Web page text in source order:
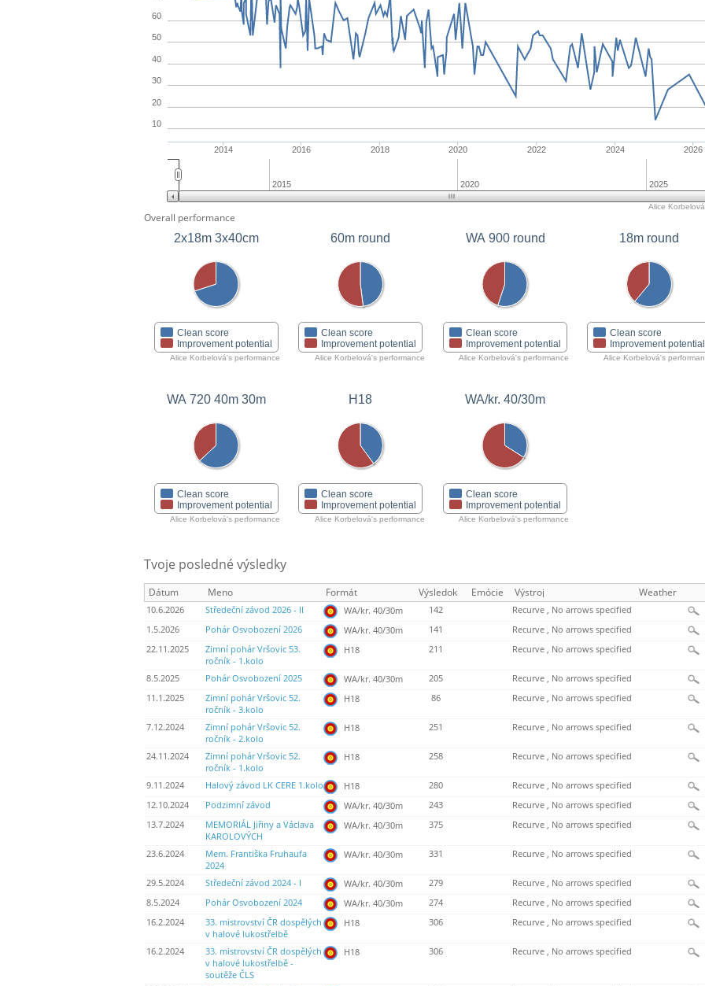
2014 2016 2018 2020 2022 2024 2026
10
20
30
40
50
60
2015 2020 2025
Alice
Overall performance
2x18m 3x40cm
Clean score
Improvement potential
Alice Korbelová's performance
60m round
Clean score
Improvement potential
Alice Korbelová's performance
WA 900 round
Clean score
Improvement potential
Alice Korbelová's performance
18m round
Clean score
Improvement potential
Alice Korbelová's
WA 720 40m 30m
Clean score
Improvement potential
Alice Korbelová's performance
H18
Clean score
Improvement potential
Alice Korbelová's performance
WA/kr. 40/30m
Clean score
Improvement potential
Alice Korbelová's performance
Tvoje posledné výsledky
Dátum Meno Formát Výsledok Emócie Výstroj Weather
10.6.2026 Středeční závod 2026 - II WA/kr. 40/30m 142
Recurve , No arrows specified
1.5.2026
Pohár Osvobození 2026 WA/kr. 40/30m 141
Recurve , No arrows specified
22.11.2025
Zimní pohár Vršovic 53.
ročník - 1.kolo
H18 211 Recurve , No arrows specified
8.5.2025 Pohár Osvobození 2025 WA/kr. 40/30m 205
Recurve , No arrows specified
11.1.2025
Zimní pohár Vršovic 52.
ročník - 3.kolo
H18 86 Recurve , No arrows specified
7.12.2024
Zimní pohár Vršovic 52.
ročník - 2.kolo
H18 251 Recurve , No arrows specified
24.11.2024
Zimní pohár Vršovic 52.
ročník - 1.kolo
H18 258 Recurve , No arrows specified
9.11.2024 Halový závod LK CERE 1.kolo H18 280
Recurve , No arrows specified
12.10.2024
Podzimní závod WA/kr. 40/30m 243
Recurve , No arrows specified
13.7.2024
MEMORIÁL Jiřiny a Václava
KAROLOVÝCH
WA/kr. 40/30m 375 Recurve , No arrows specified
23.6.2024
Mem. Františka Fruhaufa
2024
WA/kr. 40/30m 331 Recurve , No arrows specified
29.5.2024 Středeční závod 2024 - I WA/kr. 40/30m 279
Recurve , No arrows specified
8.5.2024
Pohár Osvobození 2024 WA/kr. 40/30m 274
Recurve , No arrows specified
16.2.2024
33. mistrovství ČR dospělých
v halové lukostřelbě
H18 306 Recurve , No arrows specified
16.2.2024
33. mistrovství ČR dospělých
v halové lukostřelbě -
soutěže ČLS
H18 306 Recurve , No arrows specified